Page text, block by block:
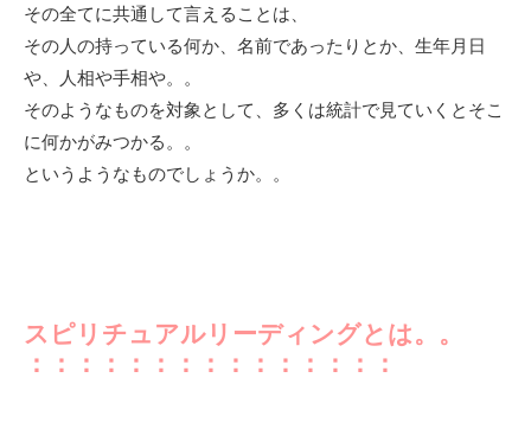
その全てに共通して言えることは、
その人の持っている何か、名前であったりとか、生年月日
や、人相や手相や。。
そのようなものを対象として、多くは統計で見ていくとそこ
に何かがみつかる。。
というようなものでしょうか。。
スピリチュアルリーディングとは。。
：：：：：：：：：：：：：：：